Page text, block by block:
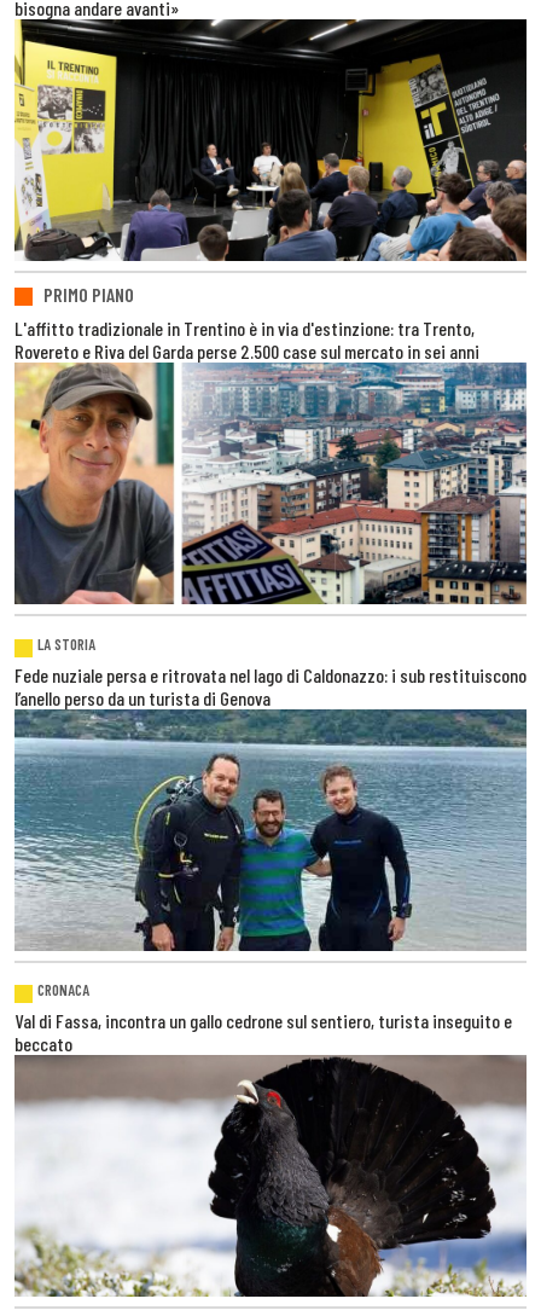
bisogna andare avanti»
PRIMO PIANO
L'affitto tradizionale in Trentino è in via d'estinzione: tra Trento,
Rovereto e Riva del Garda perse 2.500 case sul mercato in sei anni
LA STORIA
Fede nuziale persa e ritrovata nel lago di Caldonazzo: i sub restituiscono
l’anello perso da un turista di Genova
CRONACA
Val di Fassa, incontra un gallo cedrone sul sentiero, turista inseguito e
beccato